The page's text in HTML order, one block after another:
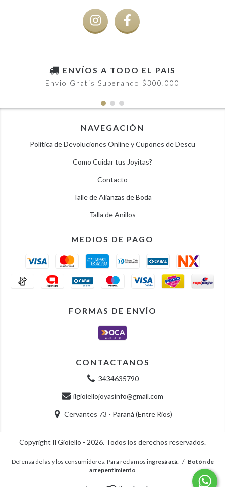
ENVÍOS A TODO EL PAIS
Envio Gratis Superando $300.000
NAVEGACIÓN
Politica de Devoluciones Online y Cupones de Descu
Como Cuidar tus Joyitas?
Contacto
Talle de Alianzas de Boda
Talla de Anillos
MEDIOS DE PAGO
FORMAS DE ENVÍO
CONTACTANOS
3434635790
ilgioiellojoyasinfo@gmail.com
Cervantes 73 - Paraná (Entre Rios)
Copyright Il Gioiello - 2026. Todos los derechos reservados.
Defensa de las y los consumidores. Para reclamos ingresá acá. / Botón de
arrepentimiento